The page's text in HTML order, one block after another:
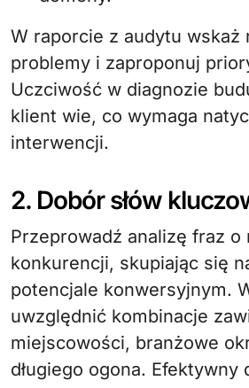
W raporcie z audytu wskaż
problemy i zaproponuj
Uczciwość w diagnozie
klient wie, co wymaga
interwencji.
2. Dobór słów
Przeprowadź analizę fraz
konkurencji, skupiając się
potencjale konwersyjnym.
uwzględnić kombinacje
miejscowości, branżowe
długiego ogona. Efektywny